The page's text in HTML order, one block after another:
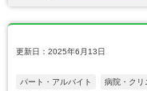
更新日：2025年6月13日
パート・アルバイト 病院・クリ